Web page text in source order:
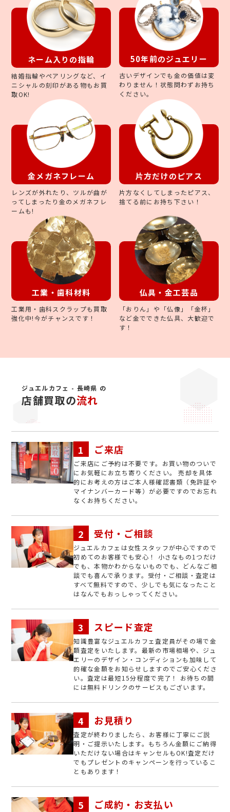
ネーム入りの指輪
結婚指輪やペアリングなど、イ
ニシャルの刻印がある物もお買
取OK!
50年前のジュエリー
古いデザインでも金の価値は変
わりません！状態問わずお持ち
ください。
金メガネフレーム
レンズが外れたり、ツルが曲が
ってしまったり金のメガネフレ
ームも!
片方だけのピアス
片方なくしてしまったピアス、
捨てる前にお持ち下さい！
工業・歯科材料
工業用・歯科スクラップも買取
強化中!今がチャンスです！
仏具・金工芸品
「おりん」や「仏像」「金杯」
など金でできた仏具、大歓迎で
す！
ジュエルカフェ - 長崎県 の
店舗買取の流れ
ご来店
ご来店にご予約は不要です。お買い物のついで
にお気軽にお立ち寄りください。 売却を具体
的にお考えの方はご本人様確認書類（免許証や
マイナンバーカード等）が必要ですのでお忘れ
なくお持ちください。
受付・ご相談
ジュエルカフェは女性スタッフが中心ですので
初めてのお客様でも安心！ 小さなもの1つだけ
でも、本物かわからないものでも、どんなご相
談でも喜んで承ります。受付・ご相談・査定は
すべて無料ですので、少しでも気になったこと
はなんでもおっしゃってください。
スピード査定
知識豊富なジュエルカフェ査定員がその場で金
額査定をいたします。最新の市場相場や、ジュ
エリーのデザイン・コンディションも加味して
的確な金額をお知らせしますのでご安心くださ
い。査定は最短15分程度で完了！ お待ちの間
には無料ドリンクのサービスもございます。
お見積り
査定が終わりましたら、お客様に丁寧にご説
明・ご提示いたします。もちろん金額にご納得
いただけない場合はキャンセルもOK!査定だけ
でもプレゼントのキャンペーンを行っているこ
ともあります！
ご成約・お支払い